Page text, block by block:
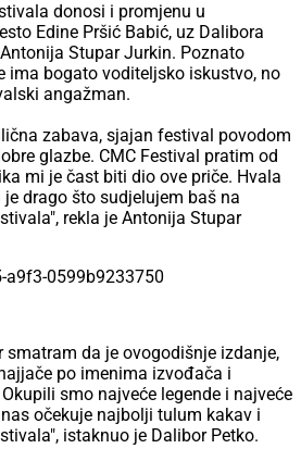
donosi i promjenu u
Edine Pršić Babić, uz Dalibora
Stupar Jurkin. Poznato
ima bogato voditeljsko iskustvo, no
angažman.
zabava, sjajan festival povodom
glazbe. CMC Festival pratim od
mi je čast biti dio ove priče. Hvala
drago što sudjelujem baš na
rekla je Antonija Stupar
smatram da je ovogodišnje izdanje,
po imenima izvođača i
smo najveće legende i najveće
očekuje najbolji tulum kakav i
istaknuo je Dalibor Petko.